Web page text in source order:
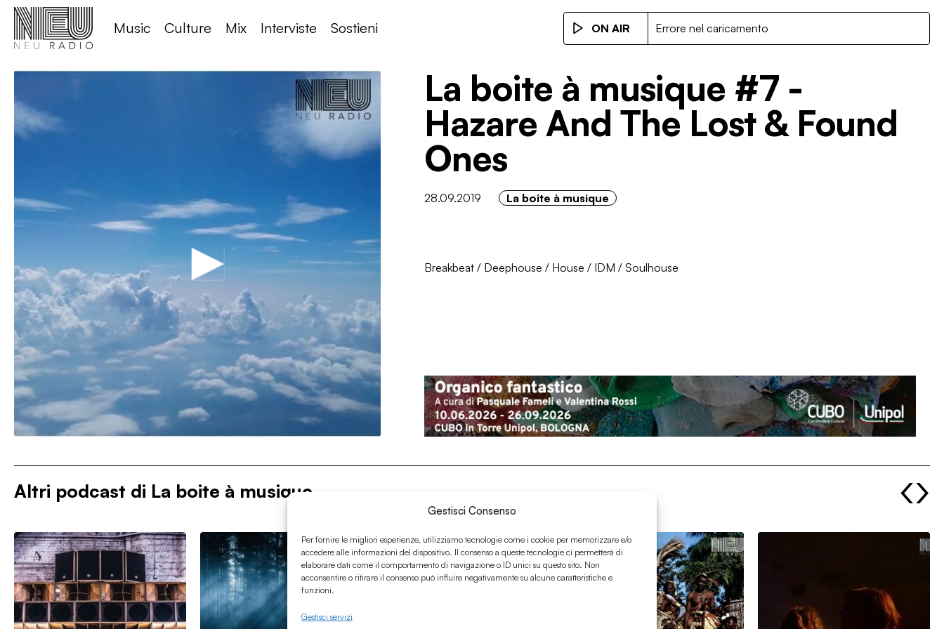
Gestisci Consenso
Per fornire le migliori esperienze, utilizziamo tecnologie come i cookie per memorizzare e/o
accedere alle informazioni del dispositivo. Il consenso a queste tecnologie ci permetterà di
elaborare dati come il comportamento di navigazione o ID unici su questo sito. Non
acconsentire o ritirare il consenso può influire negativamente su alcune caratteristiche e
funzioni.
Gestisci servizi
Music Culture Mix Interviste Sostieni ON AIR Errore nel caricamento
La boite à musique #7 -
Hazare And The Lost & Found
Ones
28.09.2019 La boite à musique
Breakbeat/ Deephouse / House / IDM / Soulhouse
Altri podcast di La boite à musique ‹›